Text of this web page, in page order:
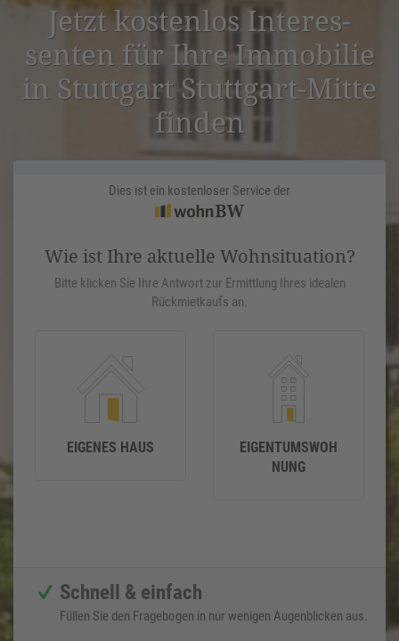
Jetzt kostenlos Inter­es­
senten für Ihre Immobilie
in Stuttgart Stuttgart-Mitte
finden
Dies ist ein kostenloser Service der
Wie ist Ihre aktuelle Wohnsituation?
Bitte klicken Sie Ihre Antwort zur Ermittlung Ihres idealen
Rückmietkaufs an.
EIGENES HAUS
EIGENTUMSWOH
NUNG
Schnell & einfach
Füllen Sie den Fragebogen in nur wenigen Augenblicken aus.